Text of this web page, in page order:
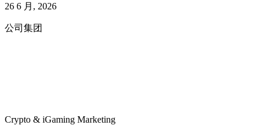
26 6 月, 2026
公司集团
Crypto & iGaming Marketing